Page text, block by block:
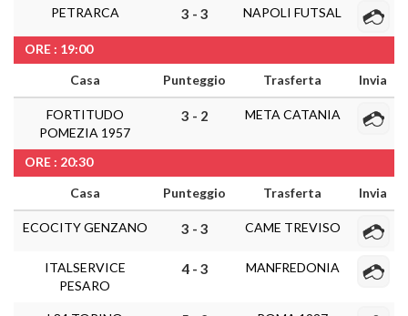
PETRARCA 3 - 3 NAPOLI FUTSAL
ORE : 19:00
Casa
Punteggio Trasferta Invia
FORTITUDO
POMEZIA 1957
3 - 2 META CATANIA
ORE : 20:30
Casa
Punteggio Trasferta Invia
ECOCITY GENZANO 3 - 3 CAME TREVISO
ITALSERVICE
PESARO
4 - 3 MANFREDONIA